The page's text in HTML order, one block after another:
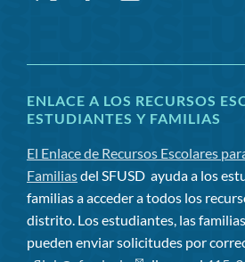
ENLACE A LOS RECURSOS
ESTUDIANTES Y FAMILIAS
El Enlace de Recursos Escolares
Familiasdel SFUSD ayuda a los
familias a acceder a todos los
distrito. Los estudiantes, las
pueden enviar solicitudes por